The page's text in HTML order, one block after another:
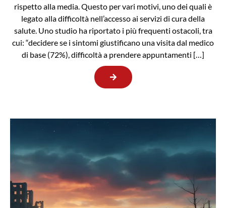
rispetto alla media. Questo per vari motivi, uno dei quali è
legato alla difficoltà nell’accesso ai servizi di cura della
salute. Uno studio ha riportato i più frequenti ostacoli, tra
cui: “decidere se i sintomi giustificano una visita dal medico
di base (72%), difficoltà a prendere appuntamenti […]